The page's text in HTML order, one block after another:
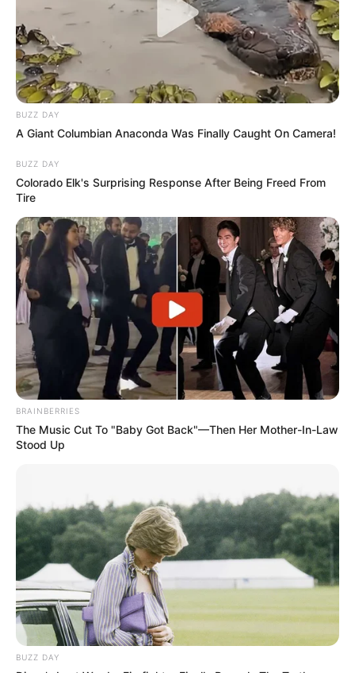
BUZZ DAY
A Giant Columbian Anaconda Was Finally Caught On Camera!
BUZZ DAY
Colorado Elk's Surprising Response After Being Freed From
Tire
BRAINBERRIES
The Music Cut To "Baby Got Back"—Then Her Mother-In-Law
Stood Up
BUZZ DAY